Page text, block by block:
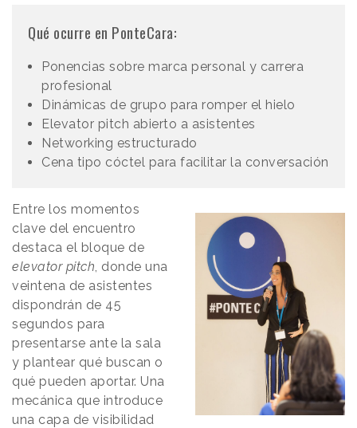
Qué ocurre en PonteCara:
Ponencias sobre marca personal y carrera
profesional
Dinámicas de grupo para romper el hielo
Elevator pitch abierto a asistentes
Networking estructurado
Cena tipo cóctel para facilitar la conversación
Entre los momentos
clave del encuentro
destaca el bloque de
elevator pitch, donde una
veintena de asistentes
dispondrán de 45
segundos para
presentarse ante la sala
y plantear qué buscan o
qué pueden aportar. Una
mecánica que introduce
una capa de visibilidad